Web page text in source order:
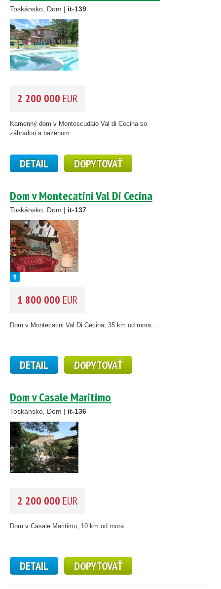
Toskánsko, Dom | it-139
2 200 000 EUR
Kamenný dom v Montescudaio Val di Cecina so
záhradou a bazénom...
DETAIL DOPYTOVAŤ
Dom v Montecatini Val Di Cecina
Toskánsko, Dom | it-137
1 800 000 EUR
Dom v Montecatini Val Di Cecina, 35 km od mora...
DETAIL DOPYTOVAŤ
Dom v Casale Maritimo
Toskánsko, Dom | it-136
2 200 000 EUR
Dom v Casale Maritimo, 10 km od mora...
DETAIL DOPYTOVAŤ